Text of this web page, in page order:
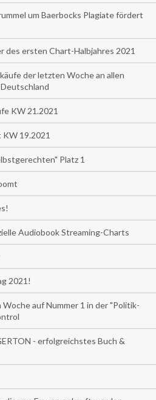
um Baerbocks Plagiate fördert
des ersten Chart-Halbjahres 2021
der letzten Woche an allen
KW 21.2021
19.2021
Platz 1
Audiobook Streaming-Charts
2021!
auf Nummer 1 in der "Politik-
- erfolgreichstes Buch &